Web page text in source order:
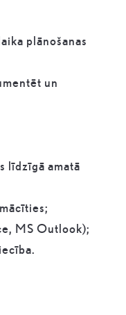
plānošanas
un
līdzīgā amatā
MS Outlook);